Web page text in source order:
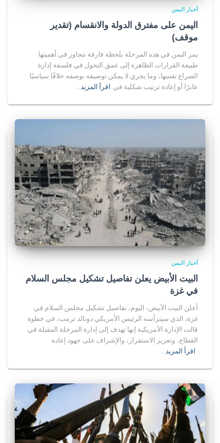
أخبار اليمن
اليمن على مفترق الدولة والانقسام (تقدير
موقف)
يمر اليمن في هذه المرحلة بلحظة فارقة تتجاوز في أهميتها
طبيعة القرارات الظاهرة إلى عمق التحول في فلسفة إدارة
الصراع نفسها، وما يجري لا يمكن توصيفه بوصفه خلافًا سياسيًا
عابرًا أو إعادة ترتيب شكلية في اقرأ المزيد…
أخبار اليمن
البيت الأبيض يعلن تفاصيل تشكيل مجلس السلام
في غزة
أعلن البيت الأبيض، اليوم، تفاصيل تشكيل مجلس السلام في
غزة، الذي سيترأسه الرئيس الأمريكي دونالد ترمب، في خطوة
قالت الإدارة الأمريكية إنها تهدف إلى إدارة المرحلة المقبلة في
القطاع، وتعزيز الاستقرار، والإشراف على جهود إعادة
اقرأ المزيد…